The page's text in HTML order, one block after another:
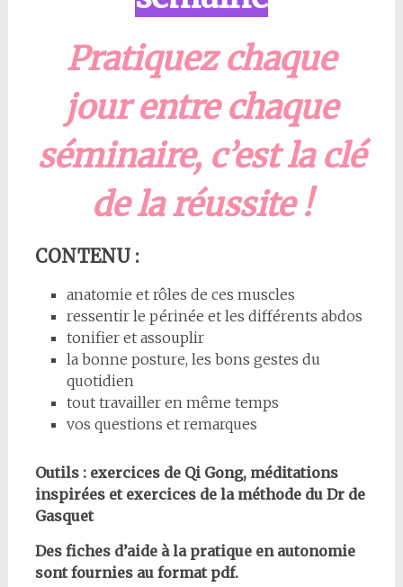
Pratiquez chaque
jour entre chaque
séminaire, c’est la clé
de la réussite !
CONTENU :
anatomie et rôles de ces muscles
ressentir le périnée et les différents abdos
tonifier et assouplir
la bonne posture, les bons gestes du
quotidien
tout travailler en même temps
vos questions et remarques
Outils : exercices de Qi Gong, méditations
inspirées et exercices de la méthode du Dr de
Gasquet
Des fiches d’aide à la pratique en autonomie
sont fournies au format pdf.